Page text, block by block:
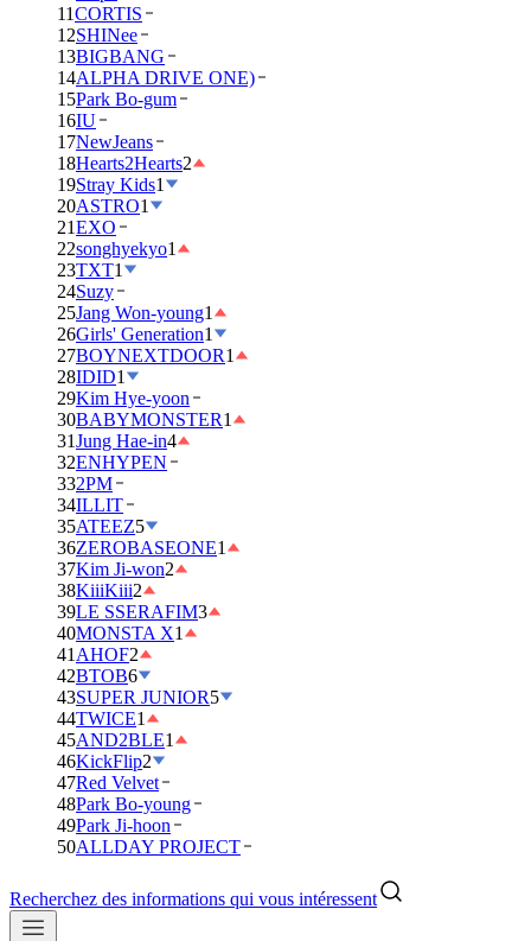
11CORTIS
12SHINee
13BIGBANG
14ALPHA DRIVE ONE)
15Park Bo-gum
16IU
17NewJeans
18Hearts2Hearts2
19Stray Kids1
20ASTRO1
21EXO
22songhyekyo1
23TXT1
24Suzy
25Jang Won-young1
26Girls' Generation1
27BOYNEXTDOOR1
28IDID1
29Kim Hye-yoon
30BABYMONSTER1
31Jung Hae-in4
32ENHYPEN
332PM
34ILLIT
35ATEEZ5
36ZEROBASEONE1
37Kim Ji-won2
38KiiiKiii2
39LE SSERAFIM3
40MONSTA X1
41 AHOF2
42BTOB6
43SUPER JUNIOR5
44TWICE1
45AND2BLE1
46KickFlip2
47Red Velvet
48Park Bo-young
49Park Ji-hoon
50ALLDAY PROJECT
Recherchez des informations qui vous intéressent